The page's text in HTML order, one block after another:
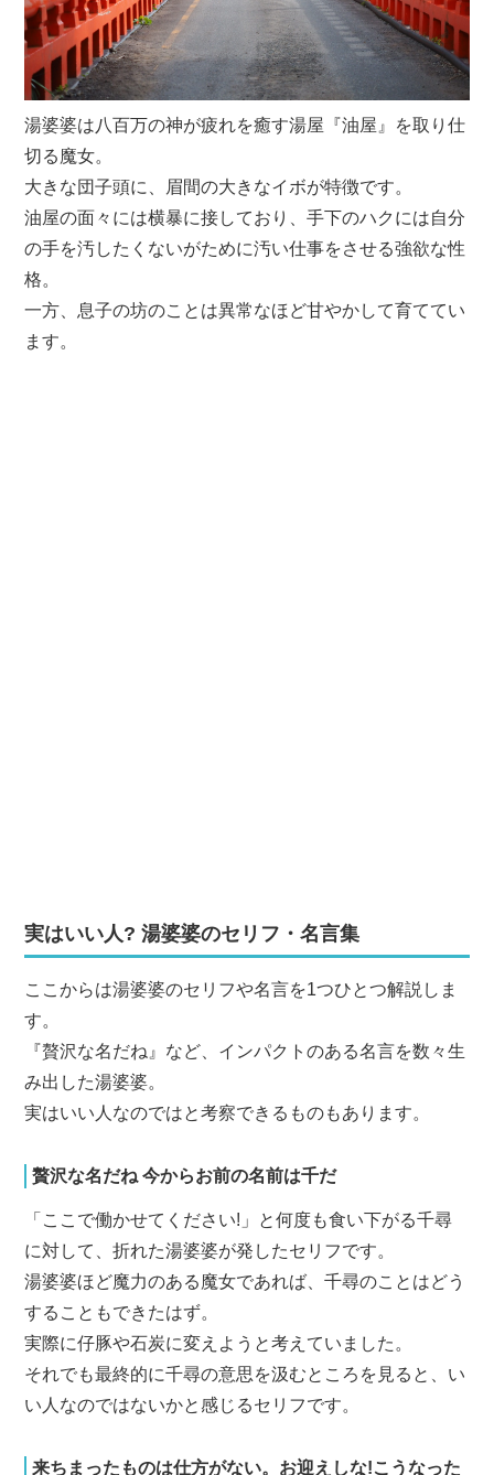
湯婆婆は八百万の神が疲れを癒す湯屋『油屋』を取り仕
切る魔女。
大きな団子頭に、眉間の大きなイボが特徴です。
油屋の面々には横暴に接しており、手下のハクには自分
の手を汚したくないがために汚い仕事をさせる強欲な性
格。
一方、息子の坊のことは異常なほど甘やかして育ててい
ます。
実はいい人? 湯婆婆のセリフ・名言集
ここからは湯婆婆のセリフや名言を1つひとつ解説しま
す。
『贅沢な名だね』など、インパクトのある名言を数々生
み出した湯婆婆。
実はいい人なのではと考察できるものもあります。
贅沢な名だね 今からお前の名前は千だ
「ここで働かせてください!」と何度も食い下がる千尋
に対して、折れた湯婆婆が発したセリフです。
湯婆婆ほど魔力のある魔女であれば、千尋のことはどう
することもできたはず。
実際に仔豚や石炭に変えようと考えていました。
それでも最終的に千尋の意思を汲むところを見ると、い
い人なのではないかと感じるセリフです。
来ちまったものは仕方がない。お迎えしな!こうなった